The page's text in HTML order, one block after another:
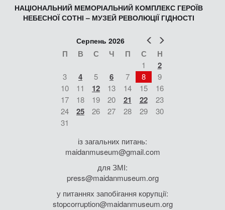
НАЦІОНАЛЬНИЙ МЕМОРІАЛЬНИЙ КОМПЛЕКС ГЕРОЇВ
НЕБЕСНОЇ СОТНІ – МУЗЕЙ РЕВОЛЮЦІЇ ГІДНОСТІ
Попер
Серпень 2026
П В С Ч П С Н
1 2
3 4 5 6 7 8
9
10
11 12 13 14 15
16
17
18 19 20 21 22
23
24
25 26 27 28 29
30
31
із загальних питань:
maidanmuseum@gmail.com
для ЗМІ:
press@maidanmuseum.org
у питаннях запобігання корупції:
stopcorruption@maidanmuseum.org